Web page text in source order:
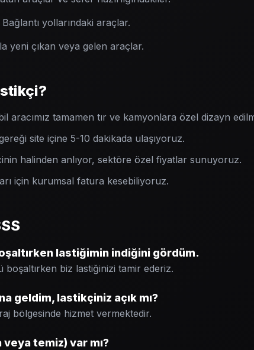
Bağlantı yollarındaki araçlar.
yeni çıkan veya gelen araçlar.
aracımız tamamen tır ve kamyonlara özel dizayn
site içine 5-10 dakikada ulaşıyoruz.
halinden anlıyor, sektöre özel fiyatlar sunuyoruz.
için kurumsal fatura kesebiliyoruz.
lastiğimin indiğini gördüm.
biz lastiğinizi tamir ederiz.
geldim, lastikçiniz açık mı?
bölgesinde hizmet vermektedir.
temiz) var mı?